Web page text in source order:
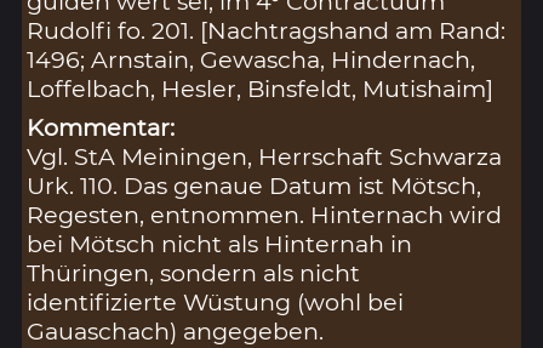
Rudolfi fo. 201. [Nachtragshand am Rand:
1496; Arnstain, Gewascha, Hindernach,
Loffelbach, Hesler, Binsfeldt, Mutishaim]
Kommentar:
Vgl. StA Meiningen, Herrschaft Schwarza
Urk. 110. Das genaue Datum ist Mötsch,
Regesten, entnommen. Hinternach wird
bei Mötsch nicht als Hinternah in
Thüringen, sondern als nicht
identifizierte Wüstung (wohl bei
Gauaschach) angegeben.